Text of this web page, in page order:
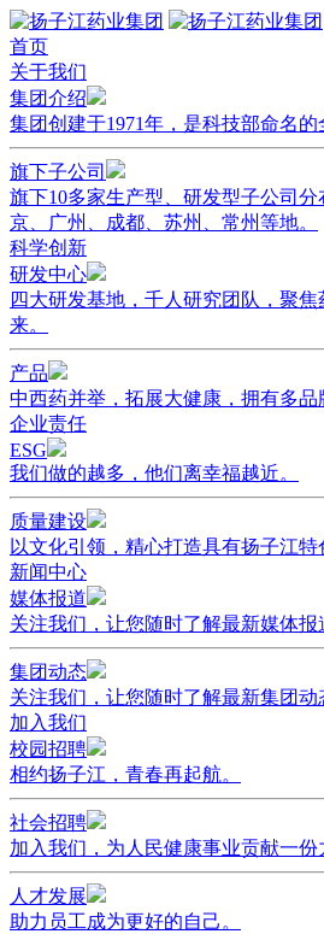
首页
关于我们
集团介绍
集团创建于1971年，是科技部命名的
旗下子公司
旗下10多家生产型、研发型子公司
京、广州、成都、苏州、常州等地。
科学创新
研发中心
四大研发基地，千人研究团队，聚
来。
产品
中西药并举，拓展大健康，拥有多品
企业责任
ESG
我们做的越多，他们离幸福越近。
质量建设
以文化引领，精心打造具有扬子江特
新闻中心
媒体报道
关注我们，让您随时了解最新媒体报
集团动态
关注我们，让您随时了解最新集团动
加入我们
校园招聘
相约扬子江，青春再起航。
社会招聘
加入我们，为人民健康事业贡献一份
人才发展
助力员工成为更好的自己。